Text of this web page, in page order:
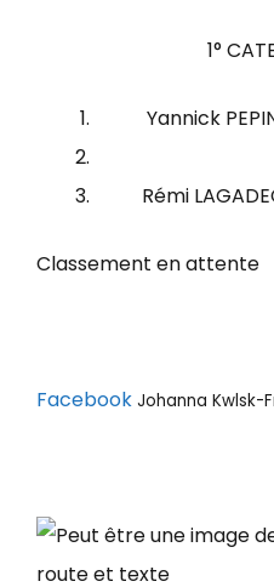
1°
Yannick
Rémi
Classement en attente
Facebook Johanna Kwlsk-